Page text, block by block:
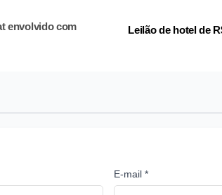
Leilão de hotel de R$ 292 milhões é suspenso em
E-mail *